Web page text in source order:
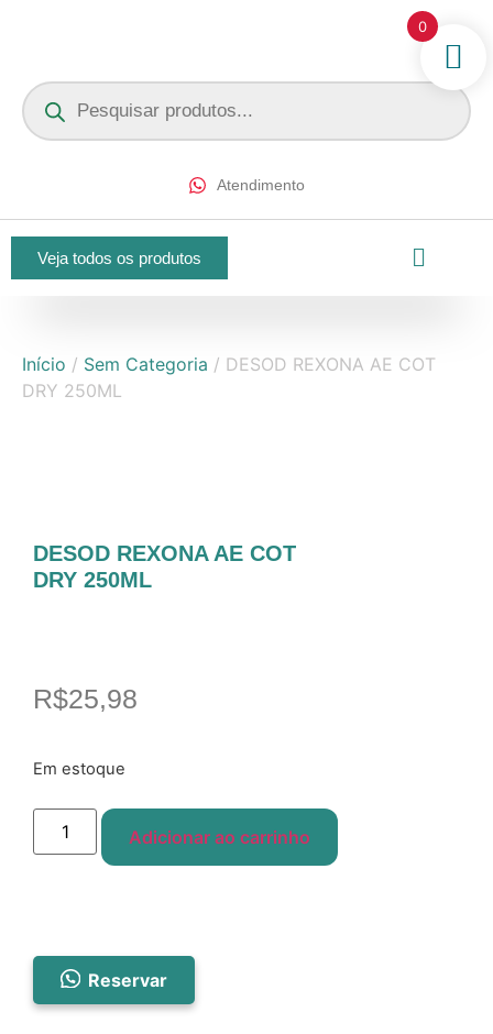
Atendimento
Veja todos os produtos
Início / Sem Categoria / DESOD REXONA AE COT
DRY 250ML
DESOD REXONA AE COT
DRY 250ML
R$25,98
Em estoque
Adicionar ao carrinho
Reservar
0